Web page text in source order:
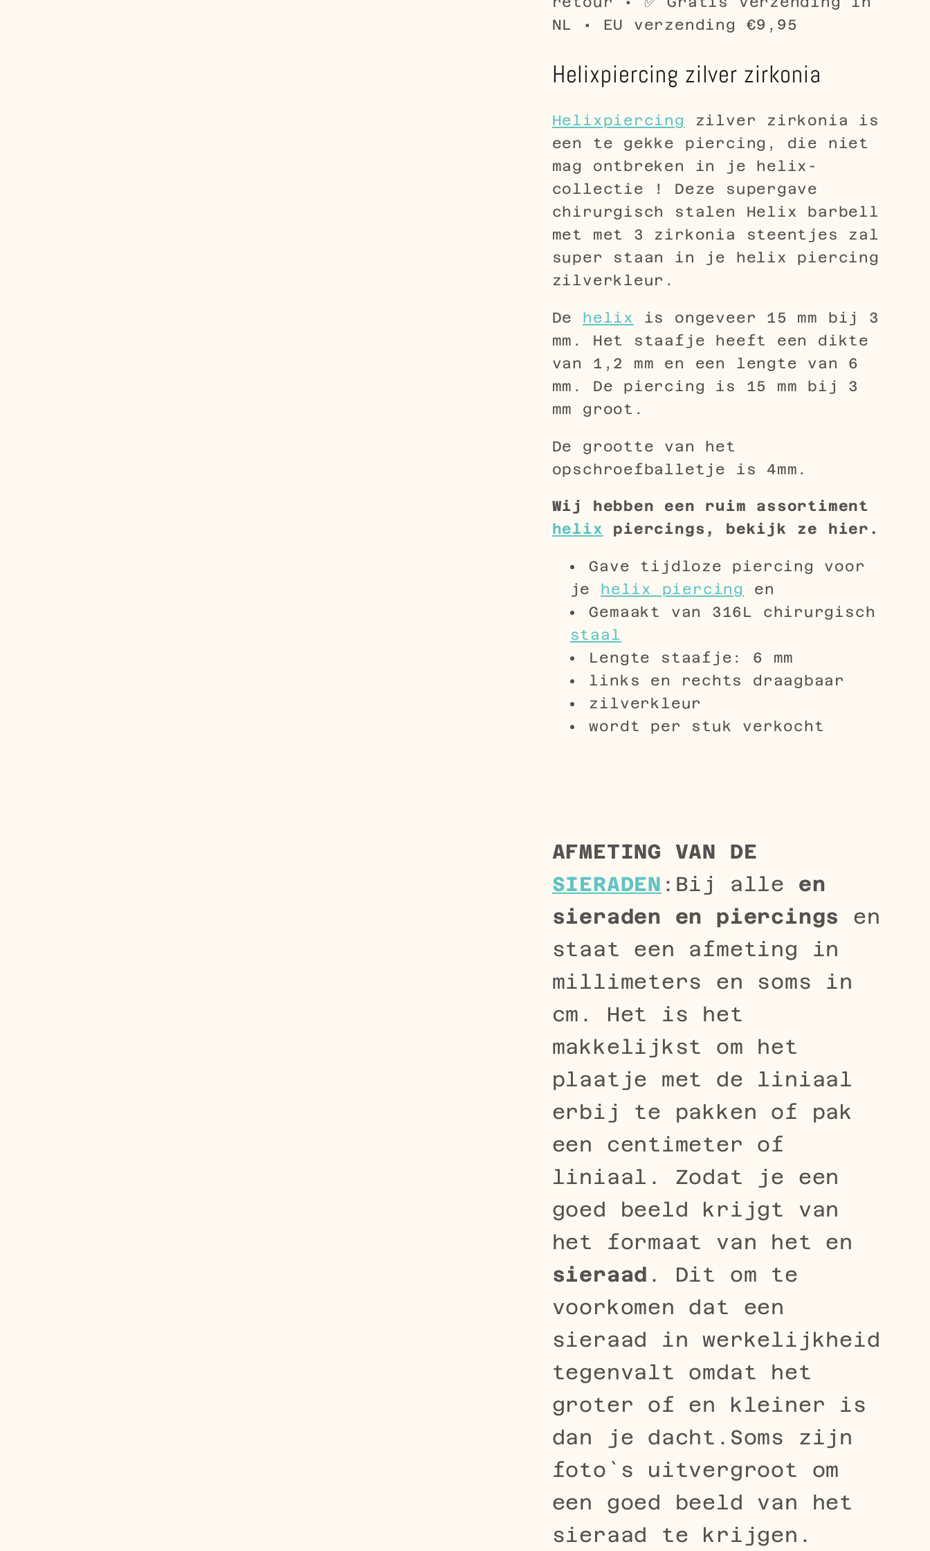
NL • EU verzending €9,95
Helixpiercing zilver zirkonia
Helixpiercing
zilver zirkonia is
een te gekke piercing, die niet
mag ontbreken in je helix-
collectie ! Deze supergave
chirurgisch stalen Helix barbell
met met 3 zirkonia steentjes zal
super staan in je helix piercing
zilverkleur.
De helix
is ongeveer 15 mm bij 3
mm. Het staafje heeft een dikte
van 1,2 mm en een lengte van 6
mm. De piercing is 15 mm bij 3
mm groot.
De grootte van het
opschroefballetje is 4mm.
Wij hebben een ruim assortiment
helix piercings, bekijk ze hier.
Gave tijdloze piercing voor
je helix piercing
en
Gemaakt van 316L chirurgisch
staal
Lengte staafje: 6 mm
links en rechts draagbaar
zilverkleur
wordt per stuk verkocht
AFMETING VAN DE
SIERADEN :Bij alle en
sieraden en piercings en
staat een afmeting in
millimeters en soms in
cm. Het is het
makkelijkst om het
plaatje met de liniaal
erbij te pakken of pak
een centimeter of
liniaal. Zodat je een
goed beeld krijgt van
het formaat van het en
sieraad . Dit om te
voorkomen dat een
sieraad in werkelijkheid
tegenvalt omdat het
groter of en kleiner is
dan je dacht.Soms zijn
foto`s uitvergroot om
een goed beeld van het
sieraad te krijgen.